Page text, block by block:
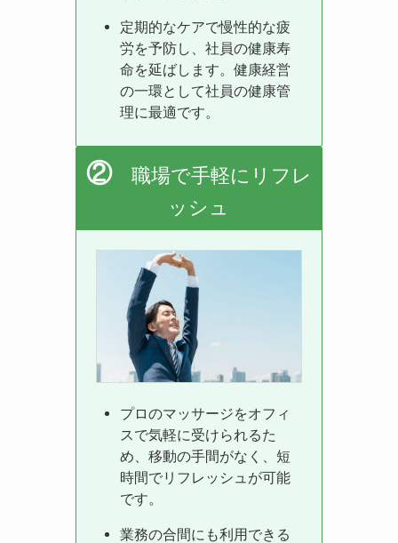
定期的なケアで慢性的な疲
労を予防し、社員の健康寿
命を延ばします。健康経営
の一環として社員の健康管
理に最適です。
②
職場で手軽にリフレ
ッシュ
プロのマッサージをオフィ
スで気軽に受けられるた
め、移動の手間がなく、短
時間でリフレッシュが可能
です。
業務の合間にも利用できる